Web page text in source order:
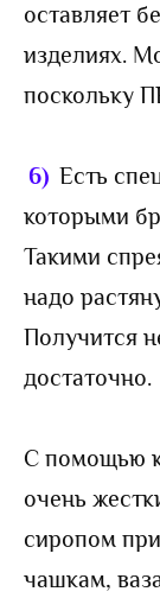
оставляет
изделиях.
поскольку
6) Есть
которыми
Такими
надо
Получится
достаточно.
С помощью
очень
сиропом
чашкам,